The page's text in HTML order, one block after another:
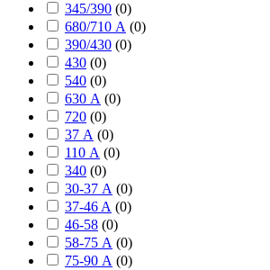
345/390 (0)
680/710 А (0)
390/430 (0)
430 (0)
540 (0)
630 А (0)
720 (0)
37 А (0)
110 А (0)
340 (0)
30-37 А (0)
37-46 A (0)
46-58 (0)
58-75 А (0)
75-90 А (0)